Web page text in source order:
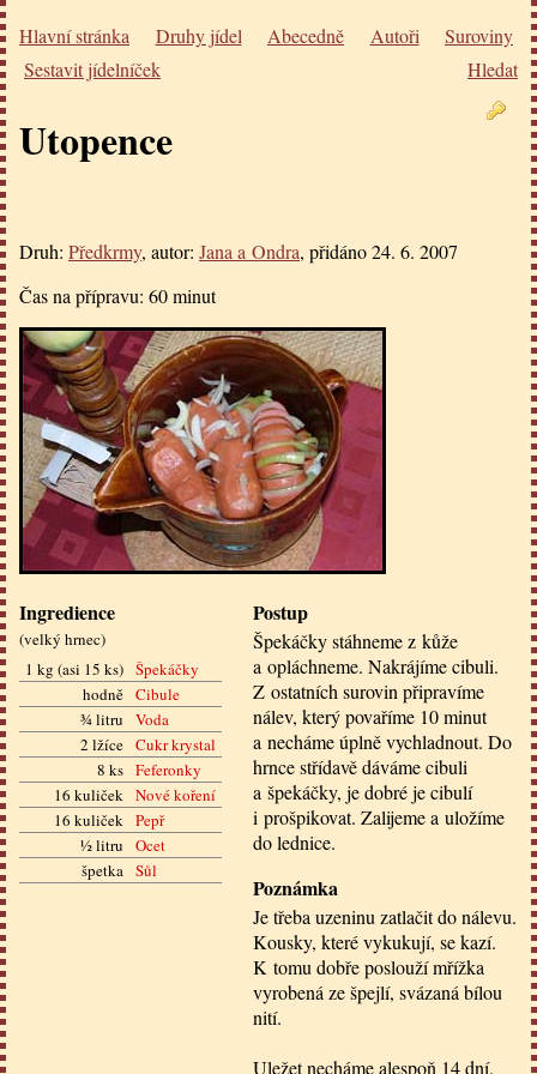
Hlavní stránka Druhy jídel Abecedně Autoři
Suroviny
Sestavit jídelníček
Hledat
Utopence
Druh: Předkrmy, autor: Jana a Ondra, přidáno24. 6. 2007
Čas na přípravu: 60 minut
Ingredience
(velký hrnec)
1 kg (asi 15 ks) Špekáčky
hodně Cibule
¾ litru
Voda
2 lžíce Cukr krystal
8 ks Feferonky
16 kuliček Nové koření
16 kuliček Pepř
½ litru
Ocet
špetka Sůl
Postup
Špekáčky stáhneme z kůže
a opláchneme. Nakrájíme cibuli.
Z ostatních surovin připravíme
nálev, který povaříme 10 minut
a necháme úplně vychladnout. Do
hrnce střídavě dáváme cibuli
a špekáčky, je dobré je cibulí
i prošpikovat. Zalijeme a uložíme
do lednice.
Poznámka
Je třeba uzeninu zatlačit do nálevu.
Kousky, které vykukují, se kazí.
K tomu dobře poslouží mřížka
vyrobená ze špejlí, svázaná bílou
nití.
Uležet necháme alespoň 14 dní.